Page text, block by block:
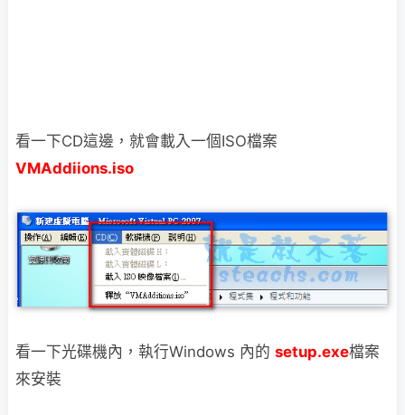
看一下CD這邊，就會載入一個ISO檔案
VMAddiions.iso
看一下光碟機內，執行Windows 內的 setup.exe檔案
來安裝